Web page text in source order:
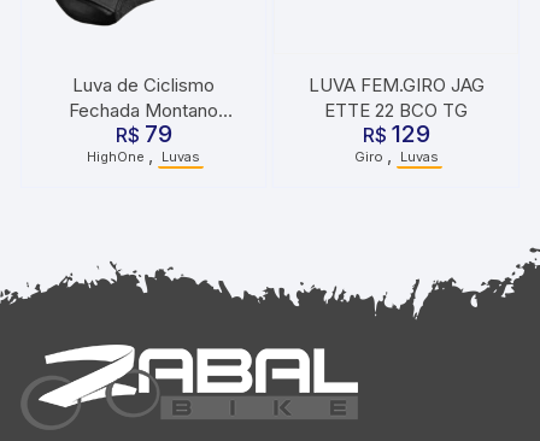
Luva de Ciclismo
Fechada Montano
HighOne Preto
R$ 79
HighOne , Luvas
LUVA FEM.GIRO JAG
ETTE 22 BCO TG
R$ 129
Giro , Luvas